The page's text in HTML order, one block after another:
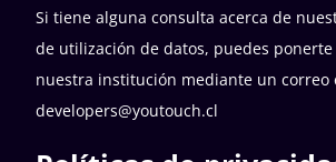
Si tiene alguna consulta acerca de
de utilización de datos, puedes
nuestra institución mediante un correo
developers@youtouch.cl